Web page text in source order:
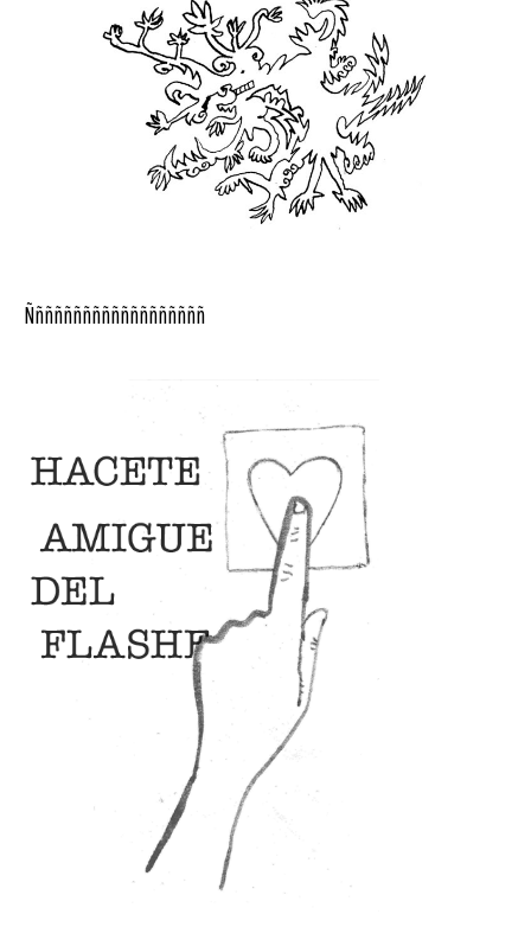
Ñññññññññññññññññññ